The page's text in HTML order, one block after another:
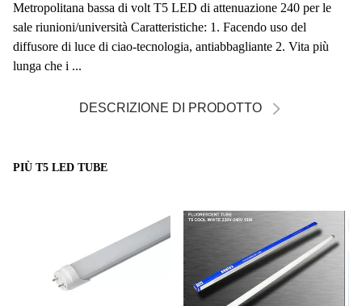
Metropolitana bassa di volt T5 LED di attenuazione 240 per le
sale riunioni/università Caratteristiche: 1. Facendo uso del
diffusore di luce di ciao-tecnologia, antiabbagliante 2. Vita più
lunga che i ...
DESCRIZIONE DI PRODOTTO
PIÙ T5 LED TUBE